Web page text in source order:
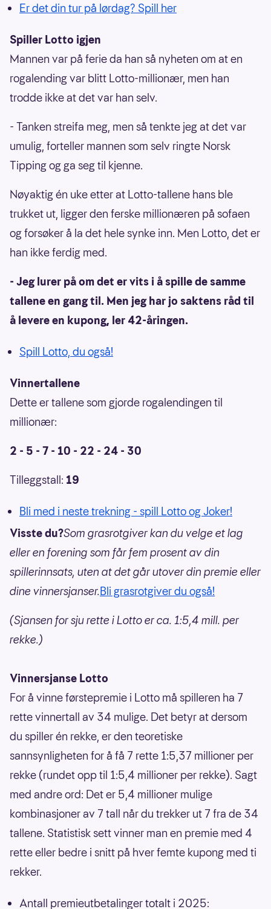
Er det din tur på lørdag? Spill her
Spiller Lotto igjen
Mannen var på ferie da han så nyheten om at en
rogalending var blitt Lotto-millionær, men han
trodde ikke at det var han selv.
- Tanken streifa meg, men så tenkte jeg at det var
umulig, forteller mannen som selv ringte Norsk
Tipping og ga seg til kjenne.
Nøyaktig én uke etter at Lotto-tallene hans ble
trukket ut, ligger den ferske millionæren på sofaen
og forsøker å la det hele synke inn. Men Lotto, det er
han ikke ferdig med.
- Jeg lurer på om det er vits i å spille de samme
tallene en gang til. Men jeg har jo saktens råd til
å levere en kupong, ler 42-åringen.
Spill Lotto, du også!
Vinnertallene
Dette er tallene som gjorde rogalendingen til
millionær:
2 - 5 - 7 - 10 - 22 - 24 - 30
Tilleggstall: 19
Bli med i neste trekning - spill Lotto og Joker!
Visste du?Som grasrotgiver kan du velge et lag
eller en forening som får fem prosent av din
spillerinnsats, uten at det går utover din premie eller
dine vinnersjanser.Bli grasrotgiver du også!
(Sjansen for sju rette i Lotto er ca. 1:5,4 mill. per
rekke.)
Vinnersjanse Lotto
For å vinne førstepremie i Lotto må spilleren ha 7
rette vinnertall av 34 mulige. Det betyr at dersom
du spiller én rekke, er den teoretiske
sannsynligheten for å få 7 rette 1:5,37 millioner per
rekke (rundet opp til 1:5,4 millioner per rekke). Sagt
med andre ord: Det er 5,4 millioner mulige
kombinasjoner av 7 tall når du trekker ut 7 fra de 34
tallene. Statistisk sett vinner man en premie med 4
rette eller bedre i snitt på hver femte kupong med ti
rekker.
Antall premieutbetalinger totalt i 2025: